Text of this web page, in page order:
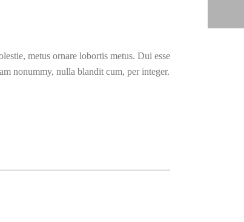
metus ornare lobortis metus. Dui esse
nonummy, nulla blandit cum, per integer.